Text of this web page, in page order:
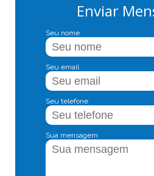
Enviar
Seu nome
Seu email
Seu telefone
Sua mensagem